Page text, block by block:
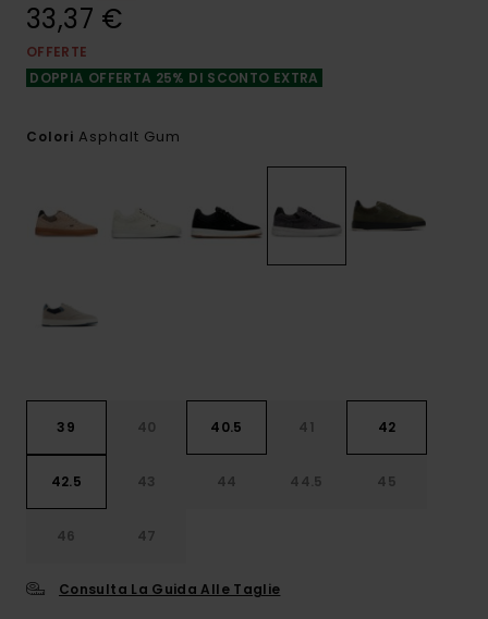
33,37 €
OFFERTE
DOPPIA OFFERTA 25% DI SCONTO EXTRA
Colori Asphalt Gum
39 40 40.5 41 42
42.5 43 44 44.5 45
46 47
Consulta La Guida Alle Taglie